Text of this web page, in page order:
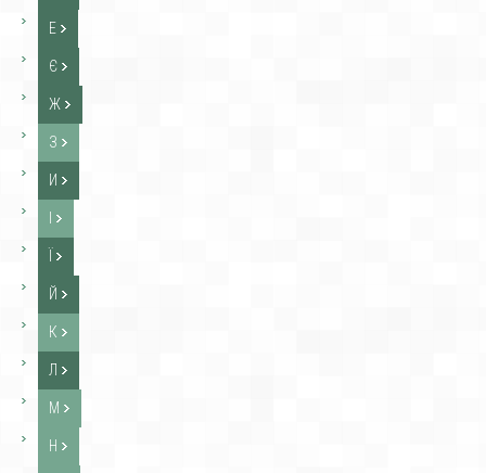
Е
Є
Ж
З
И
Й
К
Л
М
Н